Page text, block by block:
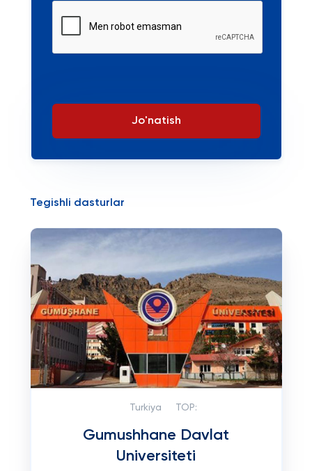
Jo'natish
Tegishli dasturlar
Turkiya TOP:
Gumushhane Davlat
Universiteti